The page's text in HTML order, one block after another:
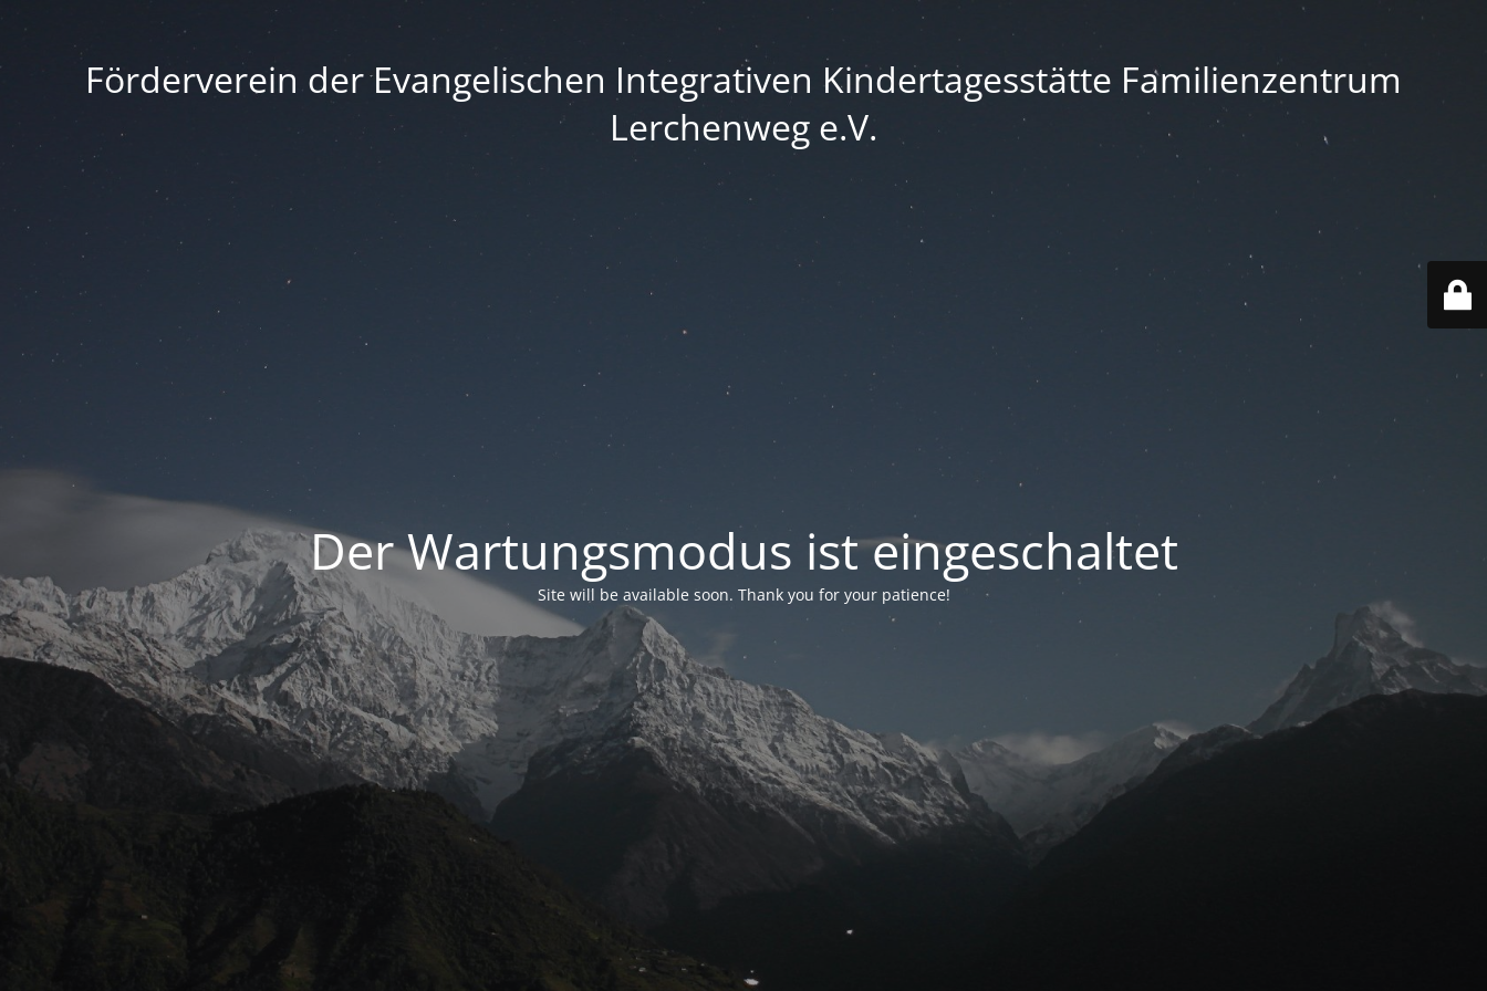
Förderverein der Evangelischen Integrativen Kindertagesstätte Familienzentrum
Lerchenweg e.V.
Der Wartungsmodus ist eingeschaltet
Site will be available soon. Thank you for your patience!